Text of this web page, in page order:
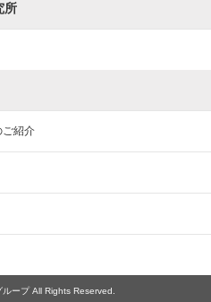
所
ご紹介
ープ All Rights Reserved.